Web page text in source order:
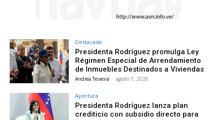
Destacada
Presidenta Rodríguez promulga Ley
Régimen Especial de Arrendamiento
de Inmuebles Destinados a Viviendas
Andrea Teixeira - agosto 7, 2026
Apertura
Presidenta Rodríguez lanza plan
crediticio con subsidio directo para